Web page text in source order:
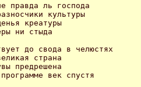
правда ль господа
культуры
креатуры
ни стыда
до свода в челюстях
страна
предрешена
век спустя